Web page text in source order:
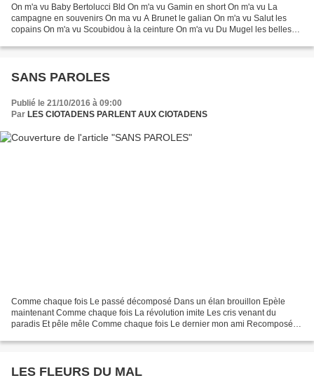
On m'a vu Baby Bertolucci Bld On m'a vu Gamin en short On m'a vu La
campagne en souvenirs On ma vu A Brunet le galian On m'a vu Salut les
copains On m'a vu Scoubidou à la ceinture On m'a vu Du Mugel les belles
SANS PAROLES
Publié le 21/10/2016 à 09:00
Par LES CIOTADENS PARLENT AUX CIOTADENS
Comme chaque fois Le passé décomposé Dans un élan brouillon Epèle
maintenant Comme chaque fois La révolution imite Les cris venant du
paradis Et pêle mêle Comme chaque fois Le dernier mon ami Recomposé et
LES FLEURS DU MAL